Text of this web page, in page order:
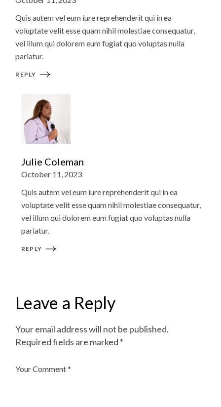
Quis autem vel eum iure reprehenderit qui in ea
voluptate velit esse quam nihil molestiae consequatur,
vel illum qui dolorem eum fugiat quo voluptas nulla
pariatur.
REPLY
Julie Coleman
October 11, 2023
Quis autem vel eum iure reprehenderit qui in ea
voluptate velit esse quam nihil molestiae consequatur,
vel illum qui dolorem eum fugiat quo voluptas nulla
pariatur.
REPLY
Leave a Reply
Your email address will not be published.
Required fields are marked *